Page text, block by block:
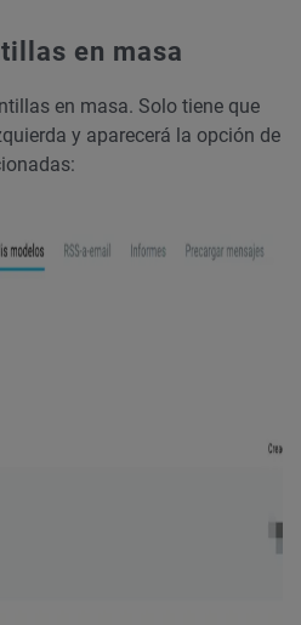
en masa
en masa. Solo tiene que
y aparecerá la opción de